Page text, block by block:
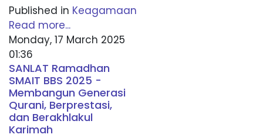
Published in Keagamaan
Read more...
Monday, 17 March 2025
01:36
SANLAT Ramadhan
SMAIT BBS 2025 -
Membangun Generasi
Qurani, Berprestasi,
dan Berakhlakul
Karimah